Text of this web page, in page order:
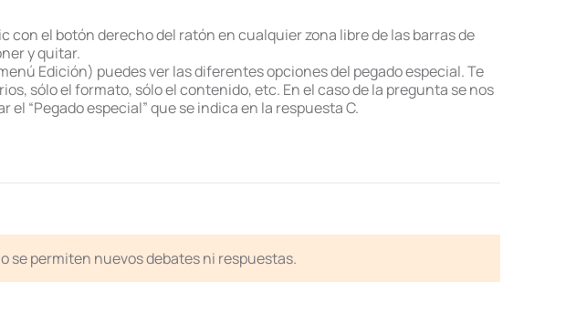
el botón derecho del ratón en cualquier zona libre de las barras de
y quitar.
Edición) puedes ver las diferentes opciones del pegado especial. Te
sólo el formato, sólo el contenido, etc. En el caso de la pregunta se nos
“Pegado especial” que se indica en la respuesta C.
se permiten nuevos debates ni respuestas.